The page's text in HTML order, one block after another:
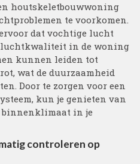
houtskeletbouwwoning
te voorkomen.
dat vochtige lucht
luchtkwaliteit in de woning
kunnen leiden tot
wat de duurzaamheid
Door te zorgen voor een
kun je genieten van
binnenklimaat in je
controleren op